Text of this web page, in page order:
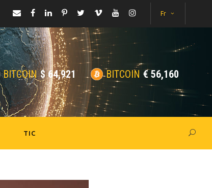
Fr
BITCOIN $64,921 BITCOIN €56,160
TIC